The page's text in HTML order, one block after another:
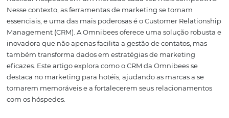
Em Marketing Hoteleiro
O setor hoteleiro enfrenta um desafio constante:
fidelizar hóspedes em um mercado cada vez mais
Nesse contexto, as ferramentas de marketing se tornam
essenciais, e uma das mais poderosas é o Customer
Management (CRM). A Omnibees oferece uma solução